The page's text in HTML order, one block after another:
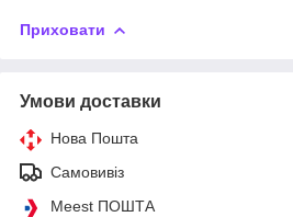
Приховати
Умови доставки
Нова Пошта
Самовивіз
Meest ПОШТА